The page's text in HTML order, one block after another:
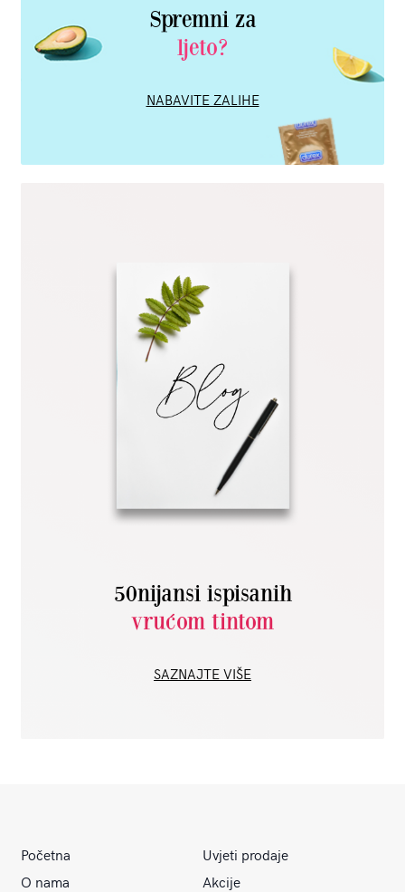
Spremni za
ljeto?
NABAVITE ZALIHE
50nijansi ispisanih
vrućom tintom
SAZNAJTE VIŠE
Početna
Uvjeti prodaje
O nama
Akcije